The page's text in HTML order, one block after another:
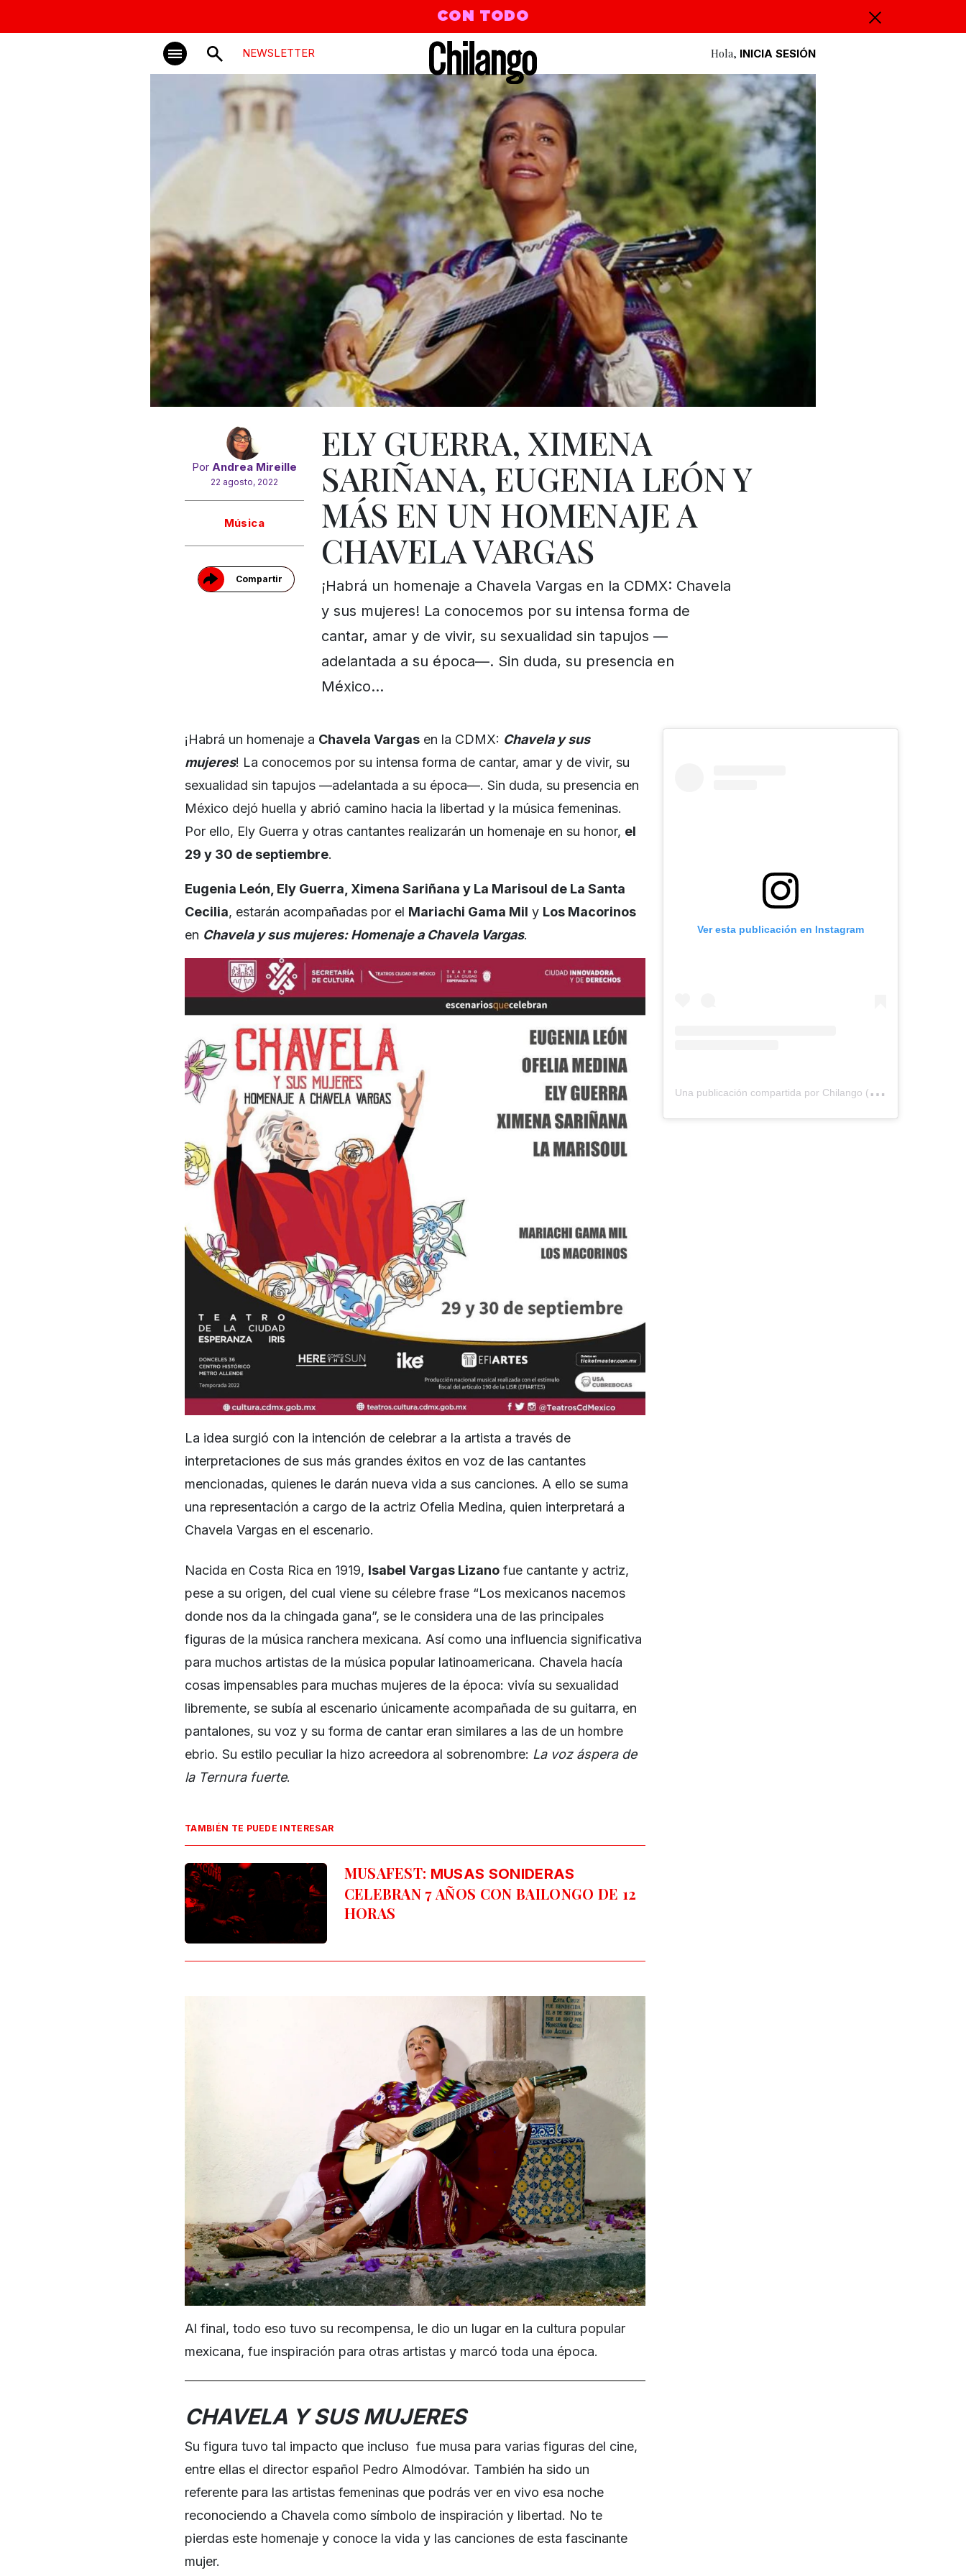
CON TODO
NEWSLETTER Hola, INICIA SESIÓN
Por Andrea Mireille
22 agosto, 2022
Música
Compartir
ELY GUERRA, XIMENA
SARIÑANA, EUGENIA LEÓN Y
MÁS EN UN HOMENAJE A
CHAVELA VARGAS
¡Habrá un homenaje a Chavela Vargas en la CDMX: Chavela
y sus mujeres! La conocemos por su intensa forma de
cantar, amar y de vivir, su sexualidad sin tapujos —
adelantada a su época—. Sin duda, su presencia en
México…
¡Habrá un homenaje a Chavela Vargas en la CDMX: Chavela y sus
mujeres! La conocemos por su intensa forma de cantar, amar y de vivir, su
sexualidad sin tapujos —adelantada a su época—. Sin duda, su presencia en
México dejó huella y abrió camino hacia la libertad y la música femeninas.
Por ello, Ely Guerra y otras cantantes realizarán un homenaje en su honor, el
29 y 30 de septiembre.
Eugenia León, Ely Guerra, Ximena Sariñana y La Marisoul de La Santa
Cecilia, estarán acompañadas por el Mariachi Gama Mil y Los Macorinos
en Chavela y sus mujeres: Homenaje a Chavela Vargas.
La idea surgió con la intención de celebrar a la artista a través de
interpretaciones de sus más grandes éxitos en voz de las cantantes
mencionadas, quienes le darán nueva vida a sus canciones. A ello se suma
una representación a cargo de la actriz Ofelia Medina, quien interpretará a
Chavela Vargas en el escenario.
Nacida en Costa Rica en 1919, Isabel Vargas Lizano fue cantante y actriz,
pese a su origen, del cual viene su célebre frase “Los mexicanos nacemos
donde nos da la chingada gana”, se le considera una de las principales
figuras de la música ranchera mexicana. Así como una influencia significativa
para muchos artistas de la música popular latinoamericana. Chavela hacía
cosas impensables para muchas mujeres de la época: vivía su sexualidad
libremente, se subía al escenario únicamente acompañada de su guitarra, en
pantalones, su voz y su forma de cantar eran similares a las de un hombre
ebrio. Su estilo peculiar la hizo acreedora al sobrenombre: La voz áspera de
la Ternura fuerte​.
TAMBIÉN TE PUEDE INTERESAR
MUSAFEST: MUSAS SONIDERAS
CELEBRAN 7 AÑOS CON BAILONGO DE 12
HORAS
Al final, todo eso tuvo su recompensa, le dio un lugar en la cultura popular
mexicana, fue inspiración para otras artistas y marcó toda una época.
CHAVELA Y SUS MUJERES
Su figura tuvo tal impacto que incluso fue musa para varias figuras del cine,
entre ellas el director español Pedro Almodóvar. También ha sido un
referente para las artistas femeninas que podrás ver en vivo esa noche
reconociendo a Chavela como símbolo de inspiración y libertad. No te
pierdas este homenaje y conoce la vida y las canciones de esta fascinante
mujer.
Ver esta publicación en Instagram
U
na publicación compartida por Chilango (@chilangocom)